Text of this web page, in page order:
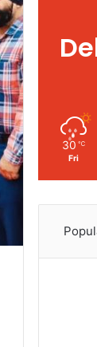
30 ℃
Fri